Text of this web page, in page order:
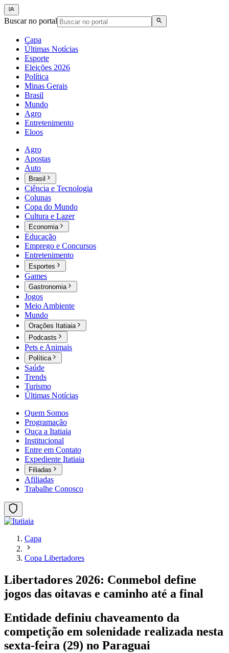
Buscar no portal
Capa
Últimas Notícias
Esporte
Eleições 2026
Política
Minas Gerais
Brasil
Mundo
Agro
Entretenimento
Eloos
Agro
Apostas
Auto
Brasil
Ciência e Tecnologia
Colunas
Copa do Mundo
Cultura e Lazer
Economia
Educação
Emprego e Concursos
Entretenimento
Esportes
Games
Gastronomia
Jogos
Meio Ambiente
Mundo
Orações Itatiaia
Podcasts
Pets e Animais
Política
Saúde
Trends
Turismo
Últimas Notícias
Quem Somos
Programação
Ouça a Itatiaia
Institucional
Entre em Contato
Expediente Itatiaia
Filiadas
Afiliadas
Trabalhe Conosco
Capa
Copa Libertadores
Libertadores 2026: Conmebol define
jogos das oitavas e caminho até a final
Entidade definiu chaveamento da
competição em solenidade realizada nesta
sexta-feira (29) no Paraguai